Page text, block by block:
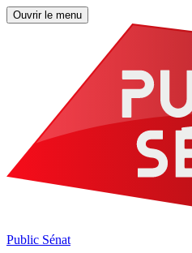
Ouvrir le menu
Public Sénat